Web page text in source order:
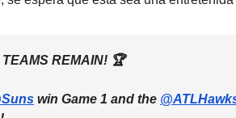
TEAMS REMAIN! 🏆
win Game 1 and the